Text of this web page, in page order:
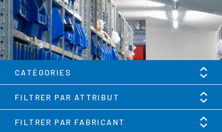
CATÉGORIES
FILTRER PAR ATTRIBUT
FILTRER PAR FABRICANT